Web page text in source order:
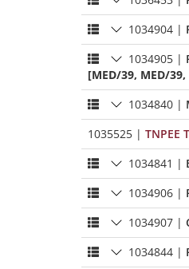
1034904 |
1034905 |
[MED/39, MED/
1034840 |
1035525 | TNPEE
1034841 |
1034906 |
1034907 |
1034844 |